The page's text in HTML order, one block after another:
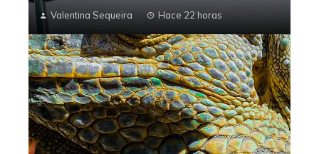
Valentina Sequeira Hace 22 horas